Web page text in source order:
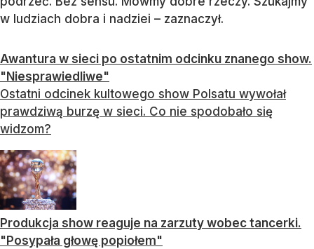
w ludziach dobra i nadziei – zaznaczył.
Awantura w sieci po ostatnim odcinku znanego show.
"Niesprawiedliwe"
Ostatni odcinek kultowego show Polsatu wywołał
prawdziwą burzę w sieci. Co nie spodobało się
widzom?
Produkcja show reaguje na zarzuty wobec tancerki.
"Posypała głowę popiołem"